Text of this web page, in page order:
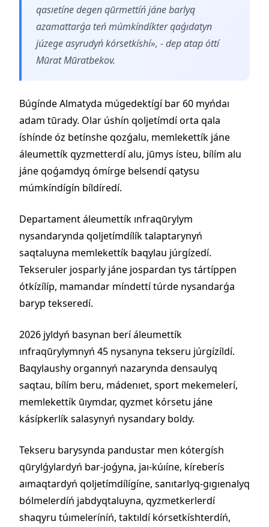
qasıetíne degen qūrmettíń jáne barlyq
azamattarǵa teń múmkíndíkter qaǵıdatyn
júzege asyrudyń kórsetkíshí», - dep atap óttí
Mūrat Mūratbekov.
Búgínde Almatyda múgedektígí bar 60 myńdaı
adam tūrady. Olar úshín qoljetímdí orta qala
íshínde óz betínshe qozǵalu, memlekettík jáne
áleumettík qyzmetterdí alu, jūmys ísteu, bílím alu
jáne qoǵamdyq ómírge belsendí qatysu
múmkíndígín bíldíredí.
Departament áleumettík ınfraqūrylym
nysandarynda qoljetímdílík talaptarynyń
saqtaluyna memlekettík baqylau júrgízedí.
Tekseruler josparly jáne jospardan tys tártíppen
ótkízílíp, mamandar míndettí túrde nysandarǵa
baryp tekseredí.
2026 jyldyń basynan berí áleumettík
ınfraqūrylymnyń 45 nysanyna tekseru júrgízíldí.
Baqylaushy organnyń nazarynda densaulyq
saqtau, bílím beru, mádenıet, sport mekemelerí,
memlekettík ūıymdar, qyzmet kórsetu jáne
kásípkerlík salasynyń nysandary boldy.
Tekseru barysynda pandustar men kótergísh
qūrylǵylardyń bar-joǵyna, jaı-kúıíne, kíreberís
aımaqtardyń qoljetímdílígíne, sanıtarlyq-gıgıenalyq
bólmelerdíń jabdyqtaluyna, qyzmetkerlerdí
shaqyru túımeleríníń, taktıldí kórsetkíshterdíń,